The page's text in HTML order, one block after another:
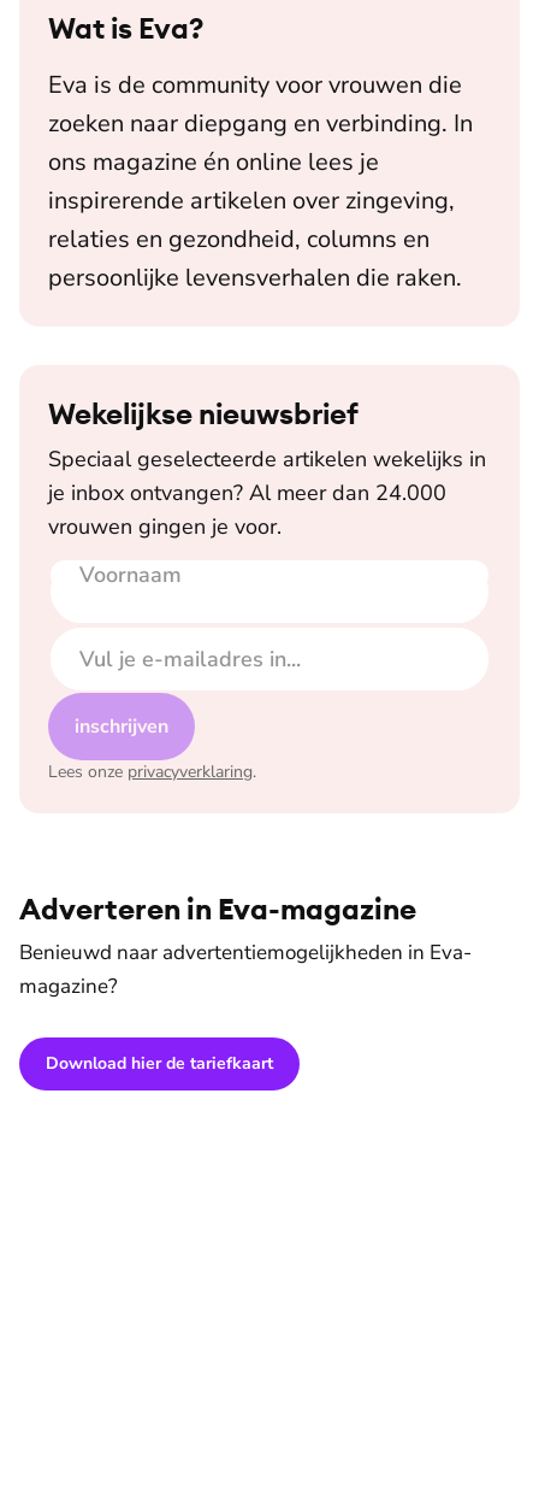
Wat is Eva?
Eva is de community voor vrouwen die
zoeken naar diepgang en verbinding. In
ons magazine én online lees je
inspirerende artikelen over zingeving,
relaties en gezondheid, columns en
persoonlijke levensverhalen die raken.
Wekelijkse nieuwsbrief
Speciaal geselecteerde artikelen wekelijks in
je inbox ontvangen? Al meer dan 24.000
vrouwen gingen je voor.
Voornaam
E-mailadres
inschrijven
Lees onze privacyverklaring.
Adverteren in Eva-magazine
Benieuwd naar advertentiemogelijkheden in Eva-
magazine?
Download hier de tariefkaart